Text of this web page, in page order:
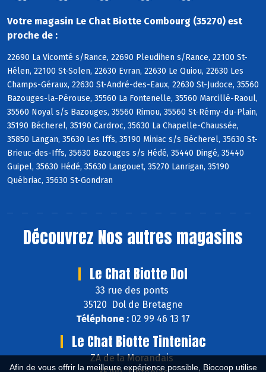
Afin de vous offrir la meilleure expérience possible, Biocoop utilise
Votre magasin Le Chat Biotte Combourg (35270) est
proche de :
22690 La Vicomté s/Rance, 22690 Pleudihen s/Rance, 22100 St-
Hélen, 22100 St-Solen, 22630 Evran, 22630 Le Quiou, 22630 Les
Champs-Géraux, 22630 St-André-des-Eaux, 22630 St-Judoce, 35560
Bazouges-la-Pérouse, 35560 La Fontenelle, 35560 Marcillé-Raoul,
35560 Noyal s/s Bazouges, 35560 Rimou, 35560 St-Rémy-du-Plain,
35190 Bécherel, 35190 Cardroc, 35630 La Chapelle-Chaussée,
35850 Langan, 35630 Les Iffs, 35190 Miniac s/s Bécherel, 35630 St-
Brieuc-des-Iffs, 35630 Bazouges s/s Hédé, 35440 Dingé, 35440
Guipel, 35630 Hédé, 35630 Langouet, 35270 Lanrigan, 35190
Québriac, 35630 St-Gondran
Découvrez Nos autres magasins
Le Chat Biotte Dol
33 rue des ponts
35120 Dol de Bretagne
Téléphone : 02 99 46 13 17
Le Chat Biotte Tinteniac
ZA de la Morandais